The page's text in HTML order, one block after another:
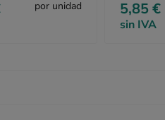
por unidad 5,85 €
sin IVA